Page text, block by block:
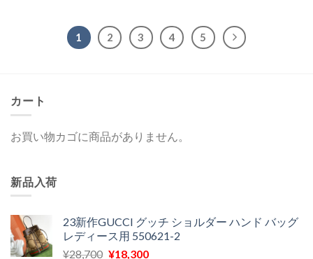
¥28,200
格
は
¥18,800
で
し
た。
¥17,900
で
す。
1 2 3 4 5
カート
お買い物カゴに商品がありません。
新品入荷
23新作GUCCI グッチ ショルダー ハンド バッグ
レディース用 550621-2
¥28,700 元
¥18,300現